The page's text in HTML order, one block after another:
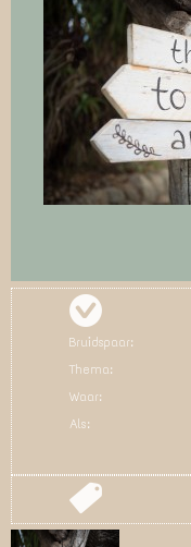
Bruidspaar:
Thema:
Waar:
Als: